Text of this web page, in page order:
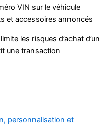
VIN sur le véhicule
et accessoires annoncés
les risques d’achat d’un
une transaction
personnalisation et